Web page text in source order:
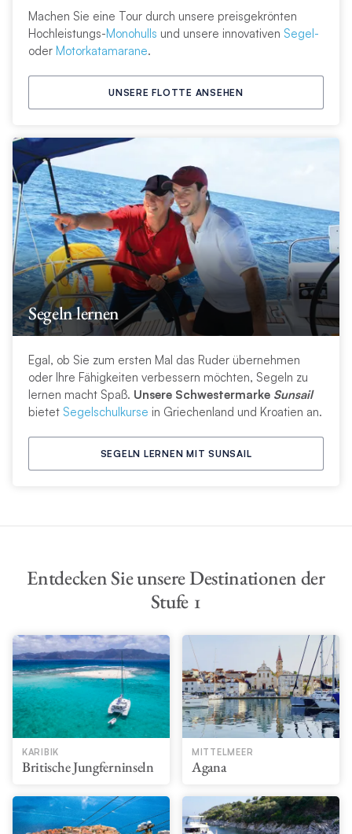
Machen Sie eine Tour durch unsere preisgekrönten
Hochleistungs-Monohulls und unsere innovativen Segel-
oder Motorkatamarane.
UNSERE FLOTTE ANSEHEN
Segeln lernen
Egal, ob Sie zum ersten Mal das Ruder übernehmen
oder Ihre Fähigkeiten verbessern möchten, Segeln zu
lernen macht Spaß. Unsere Schwestermarke Sunsail
bietet Segelschulkurse in Griechenland und Kroatien an.
SEGELN LERNEN MIT SUNSAIL
Entdecken Sie unsere Destinationen der
Stufe 1
KARIBIK
Britische Jungferninseln
MITTELMEER
Agana